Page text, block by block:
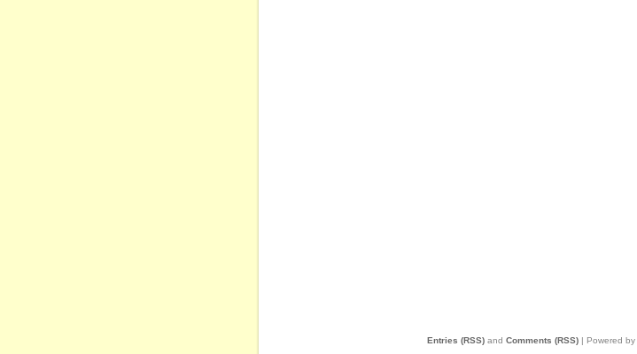
Entries (RSS) and Comments (RSS) | Powered by